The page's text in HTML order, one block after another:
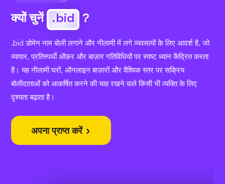
क्यों चुनें .bid ?
.bid डोमेन नाम बोली लगाने और नीलामी में लगे व्यवसायों के लिए आदर्श है, जो
व्यापार, प्रतिस्पर्धी ऑफ़र और बाज़ार गतिविधियों पर स्पष्ट ध्यान केंद्रित करता
है। यह नीलामी घरों, ऑनलाइन बाज़ारों और वैश्विक स्तर पर सक्रिय
बोलीदाताओं को आकर्षित करने की चाह रखने वाले किसी भी व्यक्ति के लिए
दृश्यता बढ़ाता है।
अपना प्राप्त करें